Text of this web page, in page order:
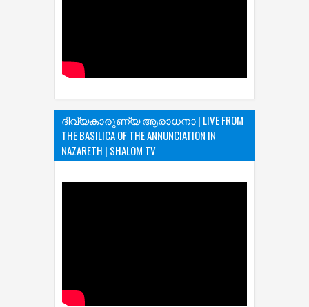
ദിവ്യകാരുണ്യ ആരാധനാ | LIVE FROM
THE BASILICA OF THE ANNUNCIATION IN
NAZARETH | SHALOM TV